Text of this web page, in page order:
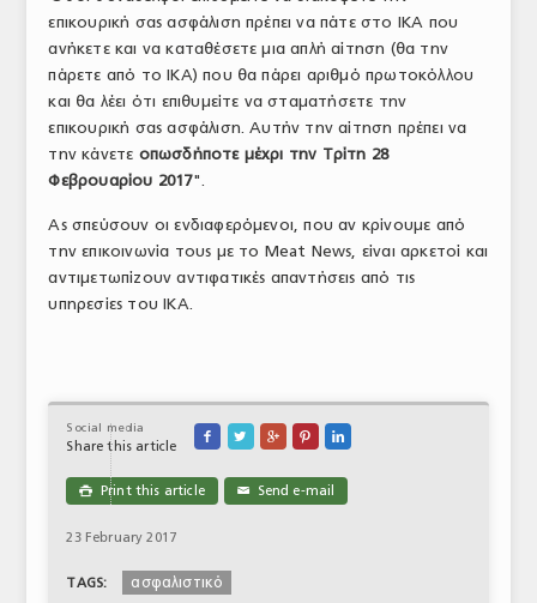
ΤΟ ΠΕΡΙΟΔΙΚΟ
Profile
ΑΡΧΕΙΟ ΤΕΥΧΩΝ
επικουρική σας ασφάλιση πρέπει να πάτε στο ΙΚΑ που
ανήκετε και να καταθέσετε μια απλή αίτηση (θα την
πάρετε από το ΙΚΑ) που θα πάρει αριθμό πρωτοκόλλου
και θα λέει ότι επιθυμείτε να σταματήσετε την
επικουρική σας ασφάλιση. Αυτήν την αίτηση πρέπει να
την κάνετε οπωσδήποτε μέχρι την Τρίτη 28
Φεβρουαρίου 2017".
Ας σπεύσουν οι ενδιαφερόμενοι, που αν κρίνουμε από
την επικοινωνία τους με το Meat News, είναι αρκετοί και
αντιμετωπίζουν αντιφατικές απαντήσεις από τις
υπηρεσίες του ΙΚΑ.
Social media
Share this article
    
 Print this article ✉ Send e-mail
23 February 2017
TAGS: ασφαλιστικό